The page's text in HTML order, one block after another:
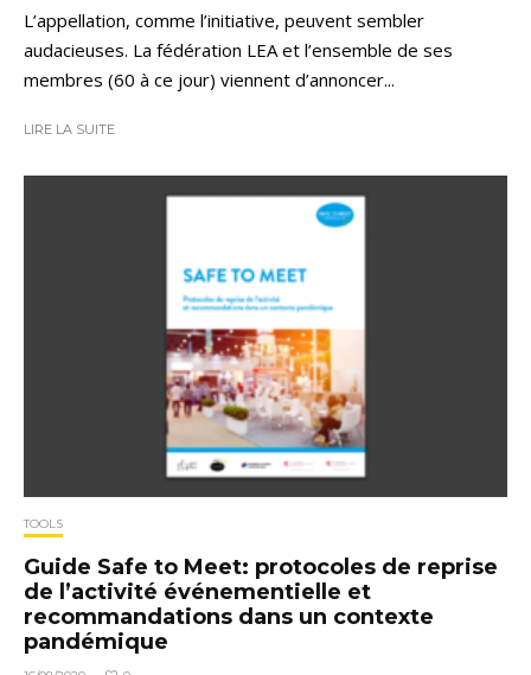
L’appellation, comme l’initiative, peuvent sembler
audacieuses. La fédération LEA et l’ensemble de ses
membres (60 à ce jour) viennent d’annoncer...
LIRE LA SUITE
TOOLS
Guide Safe to Meet: protocoles de reprise
de l’activité événementielle et
recommandations dans un contexte
pandémique